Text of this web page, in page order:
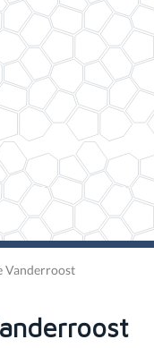
Vanderroost